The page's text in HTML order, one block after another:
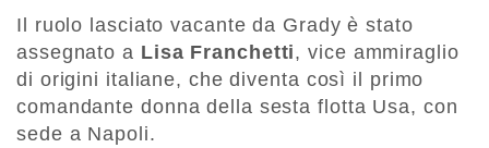
Il ruolo lasciato vacante da Grady è stato
assegnato a Lisa Franchetti, vice ammiraglio
di origini italiane, che diventa così il primo
comandante donna della sesta flotta Usa, con
sede a Napoli.